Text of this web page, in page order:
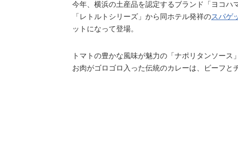
今年、横浜の土産品を認定するブランド「ヨコハ
「レトルトシリーズ」から同ホテル発祥のスパゲ
ットになって登場。
トマトの豊かな風味が魅力の「ナポリタンソー
お肉がゴロゴロ入った伝統のカレーは、ビーフと